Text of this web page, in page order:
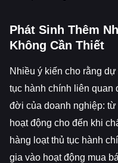
Phát Sinh Thêm
Không Cần Thiết
Nhiều ý kiến cho rằng
tục hành chính liên quan
đời của doanh nghiệp:
hoạt động cho đến khi
hàng loạt thủ tục hành
gia vào hoạt động mua